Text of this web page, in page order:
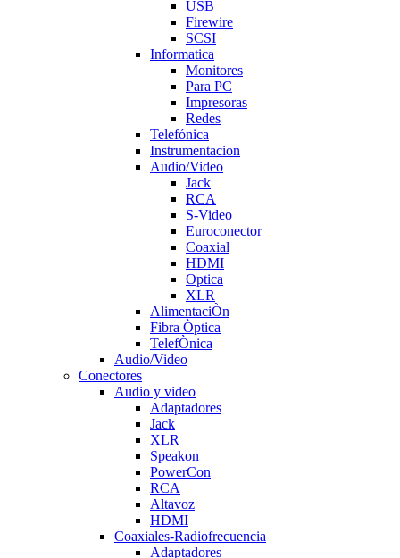
USB
Firewire
SCSI
Informatica
Monitores
Para PC
Impresoras
Redes
Telefónica
Instrumentacion
Audio/Video
Jack
RCA
S-Video
Euroconector
Coaxial
HDMI
Optica
XLR
AlimentaciÒn
Fibra Òptica
TelefÒnica
Audio/Video
Conectores
Audio y video
Adaptadores
Jack
XLR
Speakon
PowerCon
RCA
Altavoz
HDMI
Coaxiales-Radiofrecuencia
Adaptadores